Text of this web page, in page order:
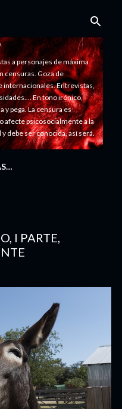
a personajes de máxima
censuras. Goza de
internacionales. Entrevistas,
En tono irónico,
y pega. La censura es
afecte psicosocialmente a la
debe ser conocida, así será.
I PARTE,